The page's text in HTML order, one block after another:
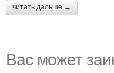
читать дальше →
Вас может